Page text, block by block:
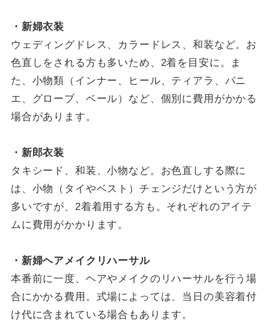
・新婦衣装
ウェディングドレス、カラードレス、和装など。お
色直しをされる方も多いため、2着を目安に。ま
た、小物類（インナー、ヒール、ティアラ、パニ
エ、グローブ、ベール）など、個別に費用がかかる
場合があります。
・新郎衣装
タキシード、和装、小物など。お色直しする際に
は、小物（タイやベスト）チェンジだけという方が
多いですが、2着着用する方も。それぞれのアイテ
ムに費用がかかります。
・新婦ヘアメイクリハーサル
本番前に一度、ヘアやメイクのリハーサルを行う場
合にかかる費用。式場によっては、当日の美容着付
け代に含まれている場合もあります。